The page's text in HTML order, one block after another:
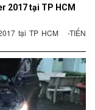
2017 tại TP HCM
tại TP HCM -TIẾN